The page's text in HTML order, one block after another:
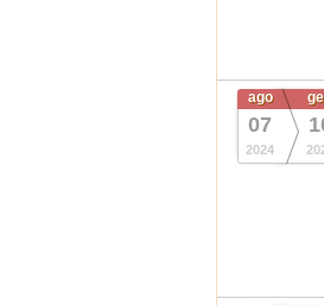
ago
07
2024